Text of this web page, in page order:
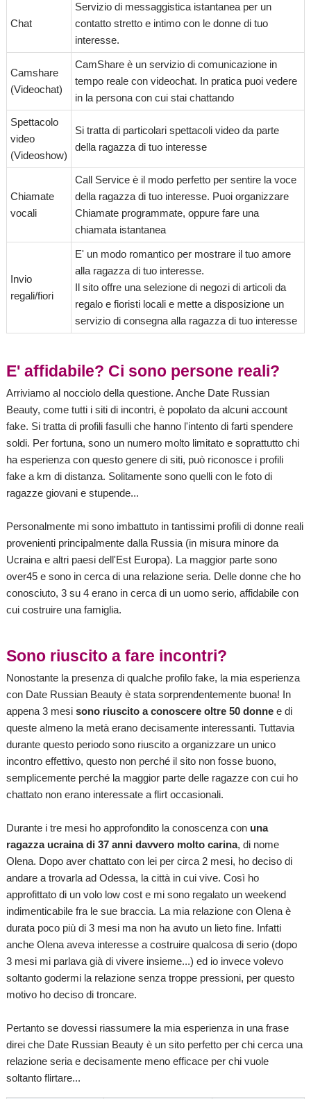
Chat
Servizio di messaggistica istantanea per un
contatto stretto e intimo con le donne di tuo
interesse.
Camshare
(Videochat)
CamShare è un servizio di comunicazione in
tempo reale con videochat. In pratica puoi vedere
in la persona con cui stai chattando
Spettacolo
video
(Videoshow)
Si tratta di particolari spettacoli video da parte
della ragazza di tuo interesse
Chiamate
vocali
Call Service è il modo perfetto per sentire la voce
della ragazza di tuo interesse. Puoi organizzare
Chiamate programmate, oppure fare una
chiamata istantanea
Invio
regali/fiori
E' un modo romantico per mostrare il tuo amore
alla ragazza di tuo interesse.
Il sito offre una selezione di negozi di articoli da
regalo e fioristi locali e mette a disposizione un
servizio di consegna alla ragazza di tuo interesse
E' affidabile? Ci sono persone reali?
Arriviamo al nocciolo della questione. Anche Date Russian
Beauty, come tutti i siti di incontri, è popolato da alcuni account
fake. Si tratta di profili fasulli che hanno l'intento di farti spendere
soldi. Per fortuna, sono un numero molto limitato e soprattutto chi
ha esperienza con questo genere di siti, può riconosce i profili
fake a km di distanza. Solitamente sono quelli con le foto di
ragazze giovani e stupende...
Personalmente mi sono imbattuto in tantissimi profili di donne reali
provenienti principalmente dalla Russia (in misura minore da
Ucraina e altri paesi dell'Est Europa). La maggior parte sono
over45 e sono in cerca di una relazione seria. Delle donne che ho
conosciuto, 3 su 4 erano in cerca di un uomo serio, affidabile con
cui costruire una famiglia.
Sono riuscito a fare incontri?
Nonostante la presenza di qualche profilo fake, la mia esperienza
con Date Russian Beauty è stata sorprendentemente buona! In
appena 3 mesi sono riuscito a conoscere oltre 50 donne e di
queste almeno la metà erano decisamente interessanti. Tuttavia
durante questo periodo sono riuscito a organizzare un unico
incontro effettivo, questo non perché il sito non fosse buono,
semplicemente perché la maggior parte delle ragazze con cui ho
chattato non erano interessate a flirt occasionali.
Durante i tre mesi ho approfondito la conoscenza con una
ragazza ucraina di 37 anni davvero molto carina, di nome
Olena. Dopo aver chattato con lei per circa 2 mesi, ho deciso di
andare a trovarla ad Odessa, la città in cui vive. Così ho
approfittato di un volo low cost e mi sono regalato un weekend
indimenticabile fra le sue braccia. La mia relazione con Olena è
durata poco più di 3 mesi ma non ha avuto un lieto fine. Infatti
anche Olena aveva interesse a costruire qualcosa di serio (dopo
3 mesi mi parlava già di vivere insieme...) ed io invece volevo
soltanto godermi la relazione senza troppe pressioni, per questo
motivo ho deciso di troncare.
Pertanto se dovessi riassumere la mia esperienza in una frase
direi che Date Russian Beauty è un sito perfetto per chi cerca una
relazione seria e decisamente meno efficace per chi vuole
soltanto flirtare...